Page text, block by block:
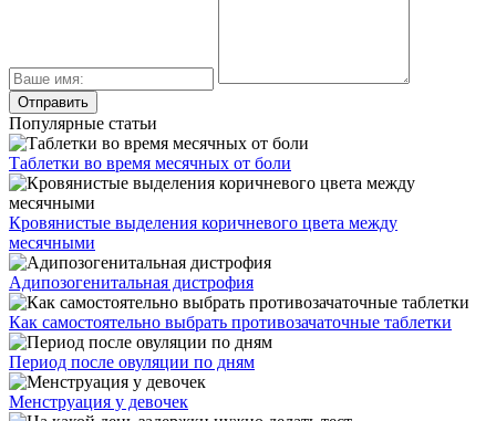
Популярные статьи
Таблетки во время месячных от боли
Кровянистые выделения коричневого цвета между
месячными
Адипозогенитальная дистрофия
Как самостоятельно выбрать противозачаточные таблетки
Период после овуляции по дням
Менструация у девочек